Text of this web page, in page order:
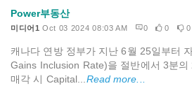
Power부동산
미디어1 Oct 03 2024 08:03 AM 0 0 0
캐나다 연방 정부가 지난 6월 25일부터
Gains Inclusion Rate)을 절반에서 3분의
매각 시 Capital...Read more...